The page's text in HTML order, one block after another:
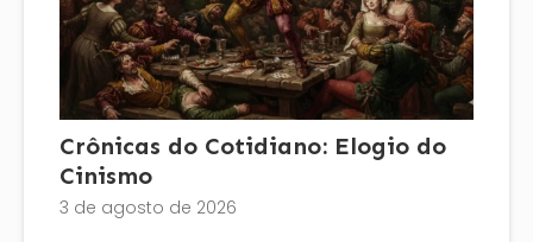
Crônicas do Cotidiano: Elogio do
Cinismo
3 de agosto de 2026